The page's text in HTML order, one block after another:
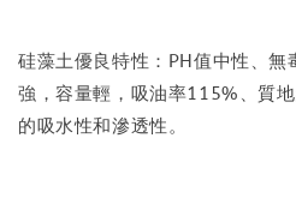
硅藻土優良特性：PH值中性、
強，容量輕，吸油率115%、質
的吸水性和滲透性。